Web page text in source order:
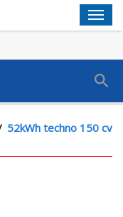
52kWh techno 150 cv